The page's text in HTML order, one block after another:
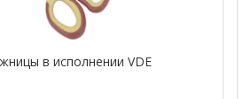
в исполнении VDE